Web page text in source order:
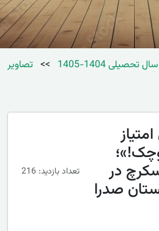
سال تحصیلی 1404-1405 >> تصاویر
در
صدرا
تعداد بازدید: 216